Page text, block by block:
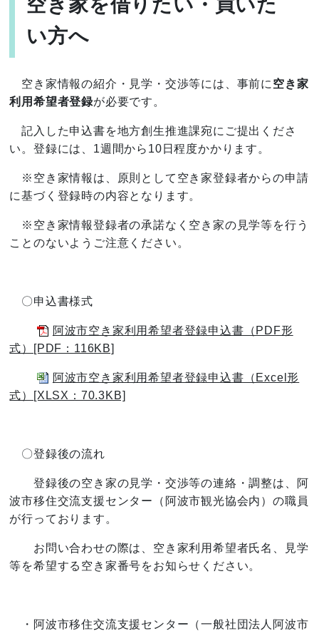
い方へ
空き家情報の紹介・見学・交渉等には、事前に 空き家
利用希望者登録が必要です。
記入した申込書を地方創生推進課宛にご提出くださ
い。登録には、1週間から10日程度かかります。
※空き家情報は、原則として空き家登録者からの申請
に基づく登録時の内容となります。
※空き家情報登録者の承諾なく空き家の見学等を行う
ことのないようご注意ください。
〇申込書様式
阿波市空き家利用希望者登録申込書（PDF形
式）[PDF：116KB]
阿波市空き家利用希望者登録申込書（Excel形
式）[XLSX：70.3KB]
〇登録後の流れ
登録後の空き家の見学・交渉等の連絡・調整は、阿
波市移住交流支援センター（阿波市観光協会内）の職員
が行っております。
お問い合わせの際は、空き家利用希望者氏名、見学
等を希望する空き家番号をお知らせください。
・阿波市移住交流支援センター（一般社団法人阿波市